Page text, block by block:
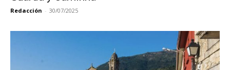
Redacción - 30/07/2025